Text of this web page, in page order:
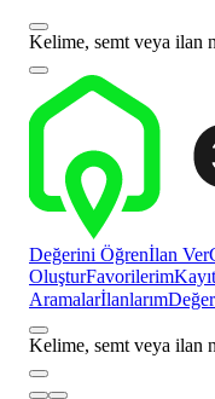
Kelime, semt veya ilan
Değerini Öğrenİlan Ver
OluşturFavorilerim
Aramalarİlanlarım
Kelime, semt veya ilan